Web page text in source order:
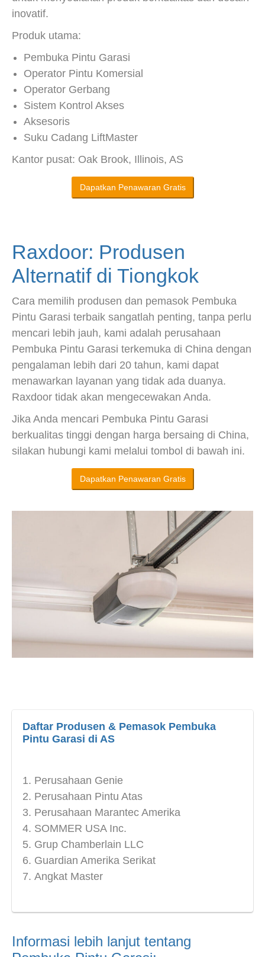
inovatif.
Produk utama:
Pembuka Pintu Garasi
Operator Pintu Komersial
Operator Gerbang
Sistem Kontrol Akses
Aksesoris
Suku Cadang LiftMaster
Kantor pusat: Oak Brook, Illinois, AS
Dapatkan Penawaran Gratis
Raxdoor: Produsen
Alternatif di Tiongkok
Cara memilih produsen dan pemasok Pembuka
Pintu Garasi terbaik sangatlah penting, tanpa perlu
mencari lebih jauh, kami adalah perusahaan
Pembuka Pintu Garasi terkemuka di China dengan
pengalaman lebih dari 20 tahun, kami dapat
menawarkan layanan yang tidak ada duanya.
Raxdoor tidak akan mengecewakan Anda.
Jika Anda mencari Pembuka Pintu Garasi
berkualitas tinggi dengan harga bersaing di China,
silakan hubungi kami melalui tombol di bawah ini.
Dapatkan Penawaran Gratis
Daftar Produsen & Pemasok Pembuka
Pintu Garasi di AS
Perusahaan Genie
Perusahaan Pintu Atas
Perusahaan Marantec Amerika
SOMMER USA Inc.
Grup Chamberlain LLC
Guardian Amerika Serikat
Angkat Master
Informasi lebih lanjut tentang